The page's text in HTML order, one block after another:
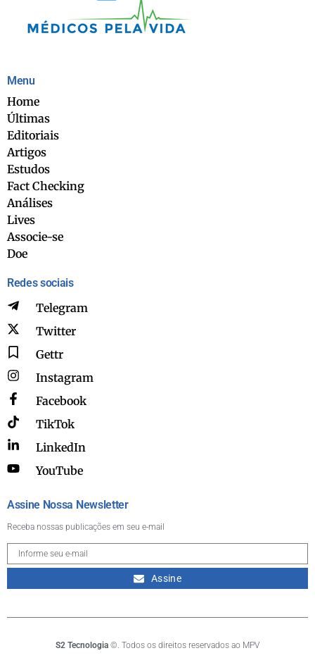
Menu
Home
Últimas
Editoriais
Artigos
Estudos
Fact Checking
Análises
Lives
Associe-se
Doe
Redes sociais
Telegram
Twitter
Gettr
Instagram
Facebook
TikTok
LinkedIn
YouTube
Assine Nossa Newsletter
Receba nossas publicações em seu e-mail
Assine
S2 Tecnologia ©. Todos os direitos reservados ao MPV